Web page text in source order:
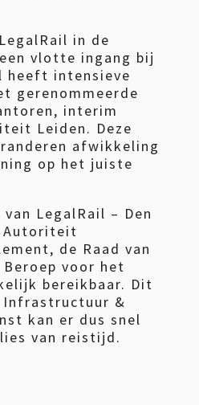
in de
vlotte ingang bij
heeft intensieve
gerenommeerde
interim
Leiden. Deze
afwikkeling
op het juiste
LegalRail – Den
Autoriteit
de Raad van
voor het
bereikbaar. Dit
&
kan er dus snel
van reistijd.